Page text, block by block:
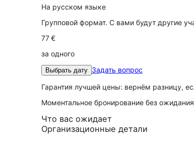
На русском языке
Групповой формат. С вами будут другие
77 €
за одного
Выбрать дату Задать вопрос
Гарантия лучшей цены: вернём разницу,
Моментальное бронирование без ожидания
Что вас ожидает
Организационные детали